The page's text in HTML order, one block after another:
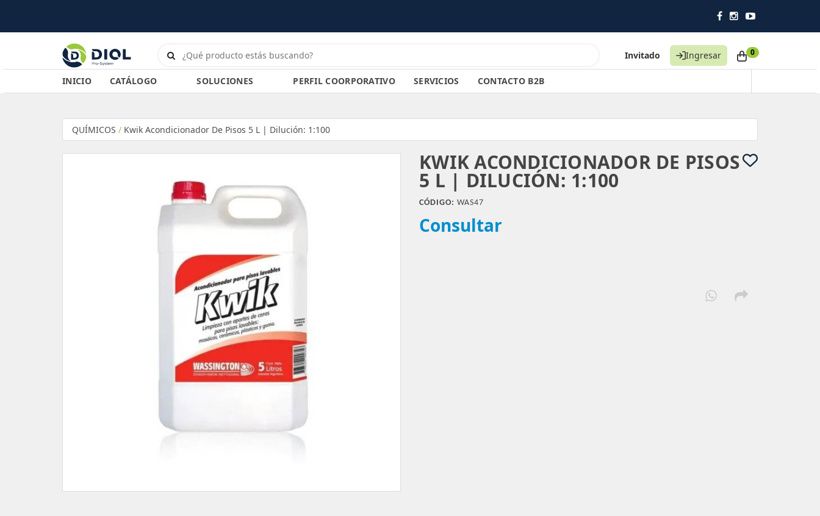
Impulsando la higiene profesional en Salta
Invitado Ingresar 0
INICIO CATÁLOGO SOLUCIONES PERFIL COORPORATIVO SERVICIOS CONTACTO B2B
QUÍMICOS / Kwik Acondicionador De Pisos 5 L | Dilución: 1:100
KWIK ACONDICIONADOR DE PISOS
5 L | DILUCIÓN: 1:100
CÓDIGO: WAS47
Consultar